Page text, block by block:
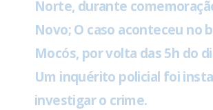
Norte, durante
Novo; O caso aconteceu no
Mocós, por volta das 5h do
Um inquérito policial foi
investigar o crime.